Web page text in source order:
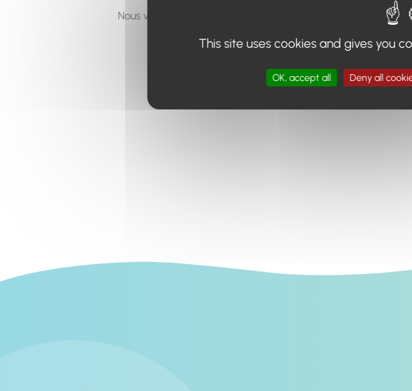
Nous vous invitons à utiliser le moteur de recherche en haut
Retour à
This site uses cookies and gives you
OK, accept all Deny all